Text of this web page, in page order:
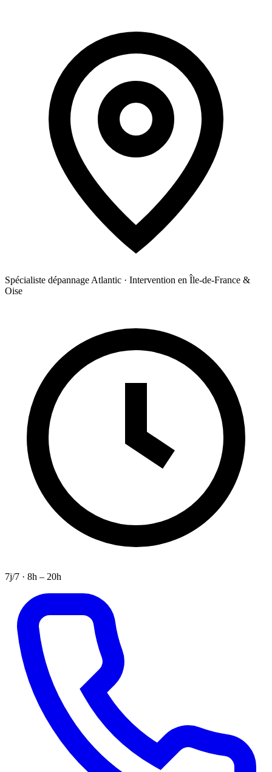
Spécialiste dépannage Atlantic · Intervention en Île-de-France &
Oise
7j/7 · 8h – 20h